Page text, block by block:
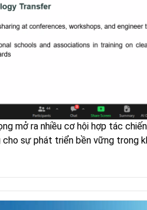
mở ra nhiều cơ hội hợp tác
sự phát triển bền vững trong